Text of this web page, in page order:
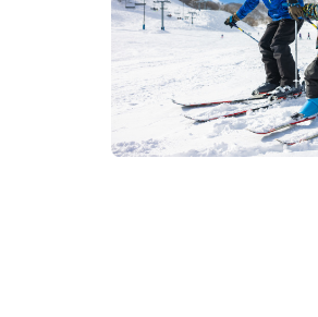
ダイナランド